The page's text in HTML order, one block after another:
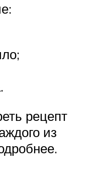
рецепт
из